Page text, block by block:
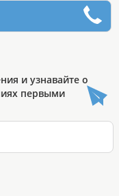
и узнавайте о
первыми